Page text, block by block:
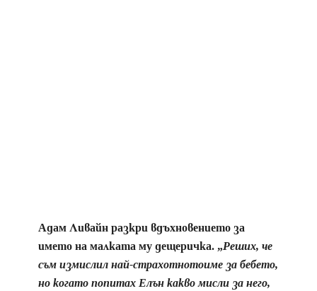
Адам Ливайн разкри вдъхновението за
името на малката му дещеричка. „Реших, че
съм измислил най-страхотнотоиме за бебето,
но когато попитах Елън какво мисли за него,